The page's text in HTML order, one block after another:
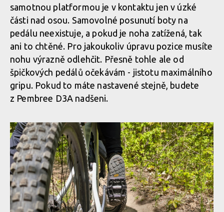
samotnou platformou je v kontaktu jen v úzké
části nad osou. Samovolné posunutí boty na
pedálu neexistuje, a pokud je noha zatížená, tak
ani to chtěné. Pro jakoukoliv úpravu pozice musíte
nohu výrazně odlehčit. Přesně tohle ale od
špičkových pedálů očekávám - jistotu maximálního
gripu. Pokud to máte nastavené stejně, budete
z Pembree D3A nadšeni.